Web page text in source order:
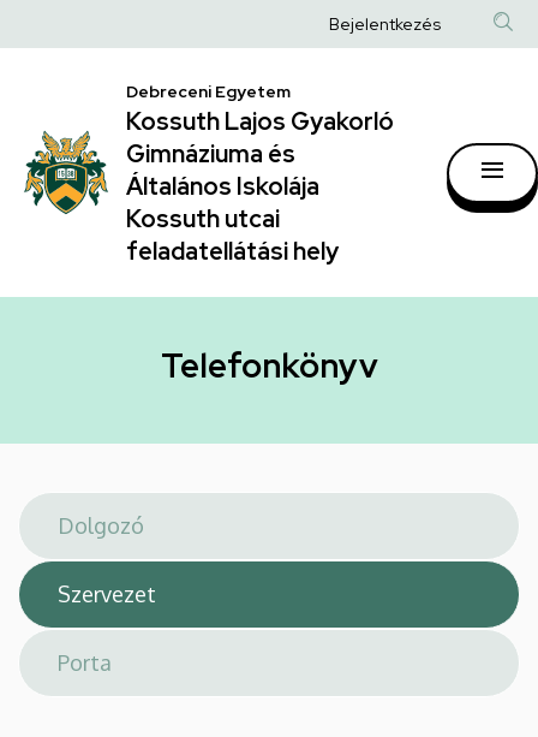
|
Kossuth
Lajos
Gyakorló
Gimnáziuma
Általános
hely
a
Anonim
fiók
Bejelentkezés
Debreceni Egyetem
Kossuth Lajos Gyakorló
Gimnáziuma és
Általános Iskolája
Kossuth utcai
feladatellátási hely
Telefonkönyv